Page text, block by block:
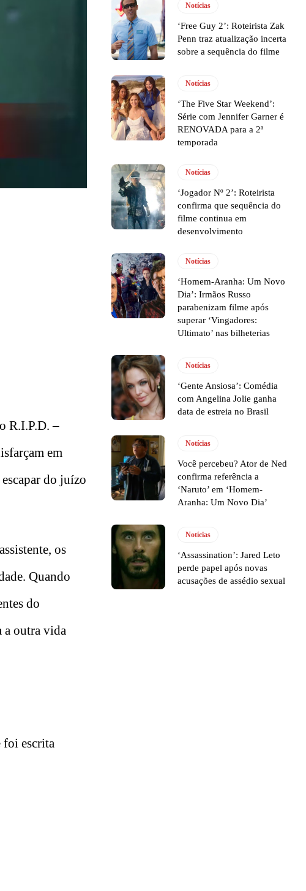
R.I.P.D. –
em
do juízo
os
Quando
do
a outra vida
foi escrita
Notícias
‘Free Guy 2’: Roteirista Zak
Penn traz atualização incerta
sobre a sequência do filme
Notícias
‘The Five Star Weekend’:
Série com Jennifer Garner é
RENOVADA para a 2ª
temporada
Notícias
‘Jogador Nº 2’: Roteirista
confirma que sequência do
filme continua em
desenvolvimento
Notícias
‘Homem-Aranha: Um Novo
Dia’: Irmãos Russo
parabenizam filme após
superar ‘Vingadores:
Ultimato’ nas bilheterias
Notícias
‘Gente Ansiosa’: Comédia
com Angelina Jolie ganha
data de estreia no Brasil
Notícias
Você percebeu? Ator de Ned
confirma referência a
‘Naruto’ em ‘Homem-
Aranha: Um Novo Dia’
Notícias
‘Assassination’: Jared Leto
perde papel após novas
acusações de assédio sexual